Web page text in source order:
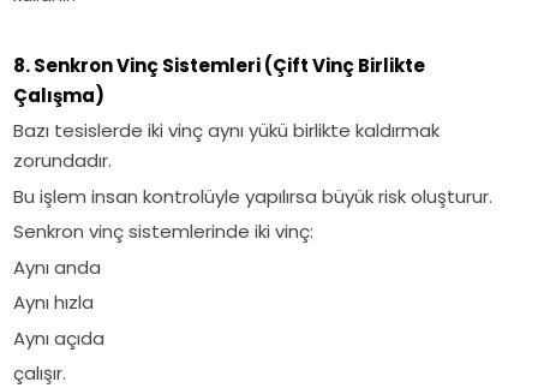
8. Senkron Vinç Sistemleri (Çift Vinç Birlikte
Çalışma)
Bazı tesislerde iki vinç aynı yükü birlikte kaldırmak
zorundadır.
Bu işlem insan kontrolüyle yapılırsa büyük risk oluşturur.
Senkron vinç sistemlerinde iki vinç:
Aynı anda
Aynı hızla
Aynı açıda
çalışır.